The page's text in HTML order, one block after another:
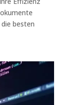
besten